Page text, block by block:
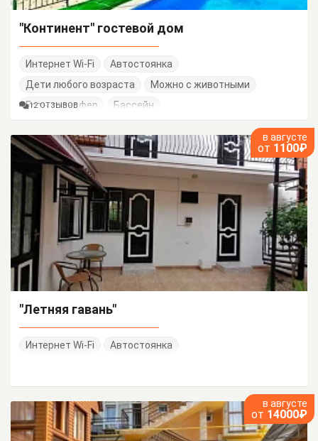
"Континент" гостевой дом
Интернет Wi-Fi
Автостоянка
Дети любого возраста
Можно с животными
Есть трансфер
Бассейн
12 ОТЗЫВОВ
в августе
от 1100₽
"Летняя гавань"
Интернет Wi-Fi Автостоянка
в августе
от 14000₽